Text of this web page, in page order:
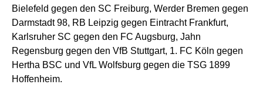
Bielefeld gegen den SC Freiburg, Werder Bremen gegen
Darmstadt 98, RB Leipzig gegen Eintracht Frankfurt,
Karlsruher SC gegen den FC Augsburg, Jahn
Regensburg gegen den VfB Stuttgart, 1. FC Köln gegen
Hertha BSC und VfL Wolfsburg gegen die TSG 1899
Hoffenheim.